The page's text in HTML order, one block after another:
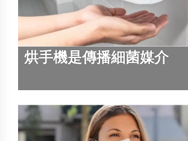
烘手機是傳播細菌媒介